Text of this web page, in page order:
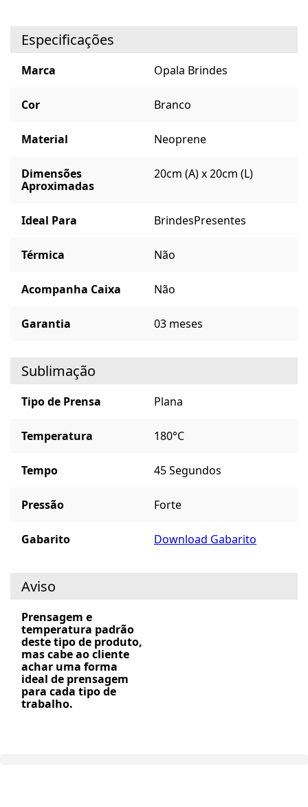
Especificações
Marca Opala Brindes
Cor Branco
Material Neoprene
Dimensões
Aproximadas
20cm (A) x 20cm (L)
Ideal Para BrindesPresentes
Térmica Não
Acompanha Caixa Não
Garantia 03 meses
Sublimação
Tipo de Prensa Plana
Temperatura 180°C
Tempo 45 Segundos
Pressão Forte
Gabarito Download Gabarito
Aviso
Prensagem e
temperatura padrão
deste tipo de produto,
mas cabe ao cliente
achar uma forma
ideal de prensagem
para cada tipo de
trabalho.